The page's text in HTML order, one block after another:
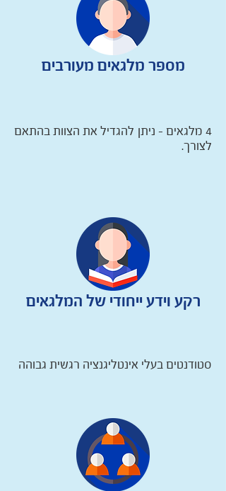
מספר מלגאים מעורבים
4 מלגאים – ניתן להגדיל את הצוות בהתאם
לצורך.
רקע וידע ייחודי של המלגאים
סטודנטים בעלי אינטליגנציה רגשית גבוהה